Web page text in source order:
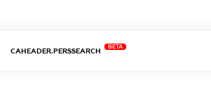
CAHEADER.PERSSEARCH
BETA